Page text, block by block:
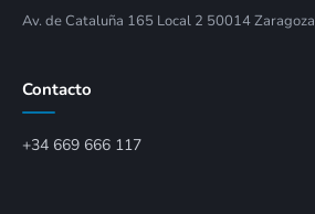
Av. de Cataluña 165 Local 2 50014 Zaragoza
Contacto
+34 669 666 117